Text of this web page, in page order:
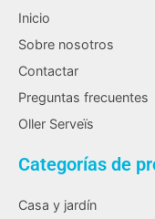
Inicio
Sobre nosotros
Contactar
Preguntas frecuentes
Oller Serveïs
Categorías de
Casa y jardín